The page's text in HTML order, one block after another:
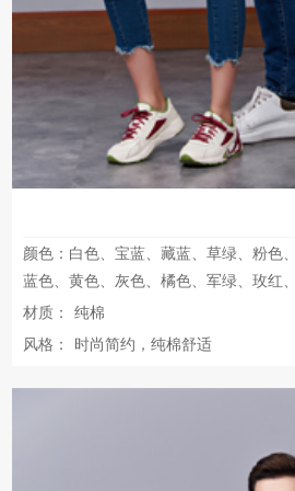
颜色：白色、宝蓝、藏蓝、草绿、粉色
蓝色、黄色、灰色、橘色、军绿、玫红
材质：
纯棉
风格：
时尚简约，纯棉舒适